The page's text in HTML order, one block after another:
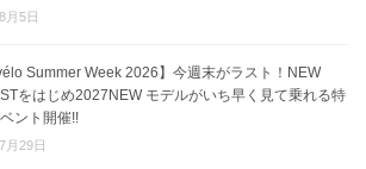
月5日
Summer Week 2026】今週末がラスト！NEW
をはじめ2027NEW モデルがいち早く見て乗れる特
ント開催!!
月29日